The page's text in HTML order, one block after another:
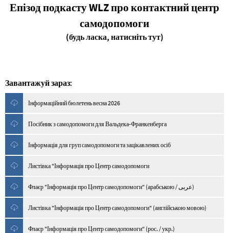
Епізод подкасту WLZ про контактний центр
самодопомоги
(будь ласка, натисніть тут)
Завантажуй зараз:
Інформаційний бюлетень весна 2026
Посібник з самодопомоги для Вальдека-Франкенберга
Інформація для груп самодопомоги та зацікавлених осіб
Листівка "Інформація про Центр самодопомоги
Флаєр "Інформація про Центр самодопомоги" (арабською / عربى)
Листівка "Інформація про Центр самодопомоги" (англійською мовою)
Флаєр "Інформація про Центр самодопомоги" (рос. / укр.)